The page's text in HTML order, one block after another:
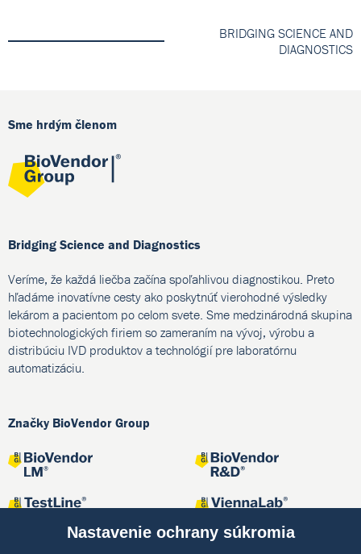
BRIDGING SCIENCE AND
DIAGNOSTICS
Sme hrdým členom
Bridging Science and Diagnostics
Veríme, že každá liečba začína spoľahlivou diagnostikou. Preto
hľadáme inovatívne cesty ako poskytnúť vierohodné výsledky
lekárom a pacientom po celom svete. Sme medzinárodná skupina
biotechnologických firiem so zameraním na vývoj, výrobu a
distribúciu IVD produktov a technológií pre laboratórnu
automatizáciu.
Značky BioVendor Group
Nastavenie ochrany súkromia